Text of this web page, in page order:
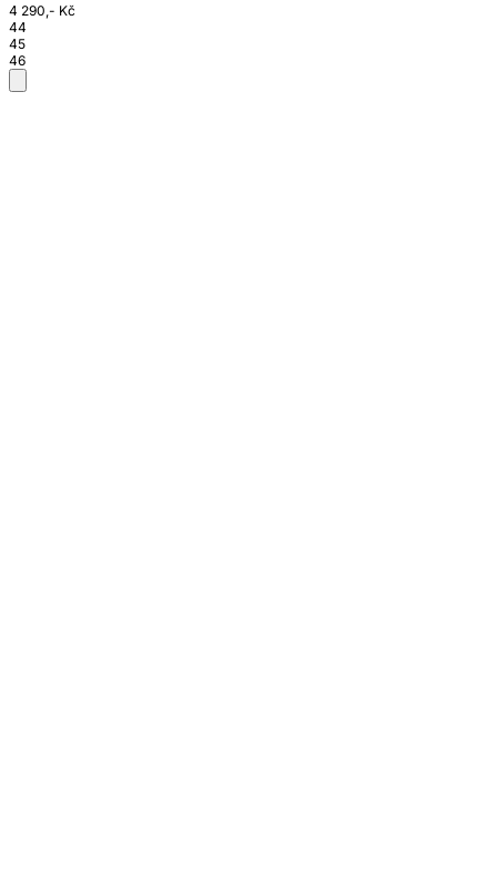
4 290,- Kč
44
45
46